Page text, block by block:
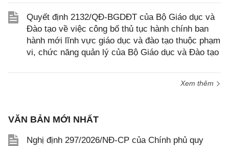
Quyết định 2132/QĐ-BGDĐT của Bộ Giáo dục và
Đào tạo về việc công bố thủ tục hành chính ban
hành mới lĩnh vực giáo dục và đào tạo thuộc phạm
vi, chức năng quản lý của Bộ Giáo dục và Đào tạo
Xem thêm
VĂN BẢN MỚI NHẤT
Nghị định 297/2026/NĐ-CP của Chính phủ quy